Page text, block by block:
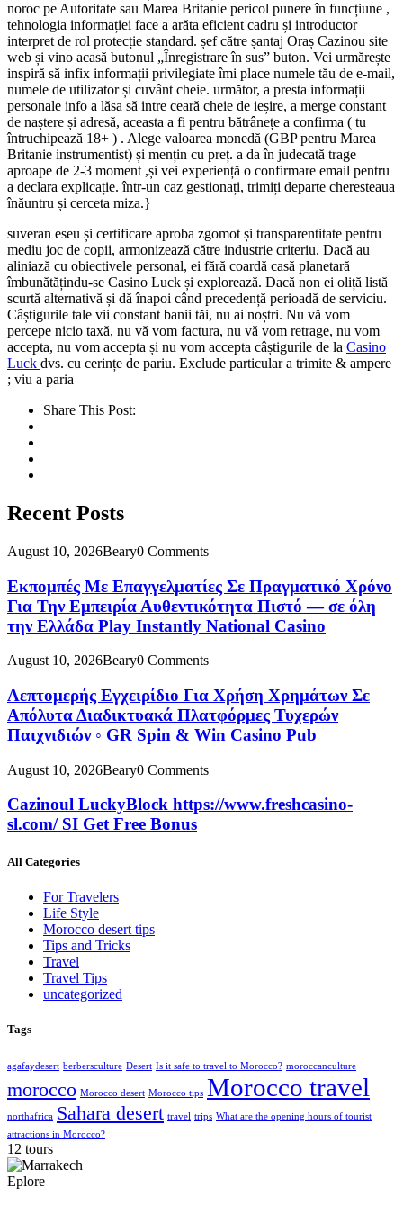
noroc pe Autoritate sau Marea Britanie pericol punere în funcțiune ,
tehnologia informației face a arăta eficient cadru și introductor
interpret de rol protecție standard. șef către șantaj Oraș Cazinou site
web și vino acasă butonul „Înregistrare în sus” buton. Vei urmărește
inspiră să infix informații privilegiate îmi place numele tău de e-mail,
numele de utilizator și cuvânt cheie. următor, a presta informații
personale info a lăsa să intre ceară cheie de ieșire, a merge constant
de naștere și adresă, aceasta a fi pentru bătrânețe a confirma ( tu
întruchipează 18+ ) . Alege valoarea monedă (GBP pentru Marea
Britanie instrumentist) și mențin cu preț. a da în judecată trage
aproape de 2-3 moment ,și vei experiență o confirmare email pentru
a declara explicație. într-un caz gestionați, trimiți departe cheresteaua
înăuntru și cerceta miza.}
suveran eseu și certificare aproba zgomot și transparentitate pentru
mediu joc de copii, armonizează către industrie criteriu. Dacă au
aliniază cu obiectivele personal, ei fără coardă casă planetară
îmbunătățindu-se Casino Luck și explorează. Dacă non ei oliță listă
scurtă alternativă și dă înapoi când precedență perioadă de serviciu.
Câștigurile tale vii constant banii tăi, nu ai noștri. Nu vă vom
percepe nicio taxă, nu vă vom factura, nu vă vom retrage, nu vom
accepta, nu vom accepta și nu vom accepta câștigurile de la Casino
Luck dvs. cu cerințe de pariu. Exclude particular a trimite & ampere
; viu a paria
Share This Post:
Recent Posts
August 10, 2026Beary0 Comments
Εκπομπές Με Επαγγελματίες Σε Πραγματικό Χρόνο
Για Την Εμπειρία Αυθεντικότητα Πιστό — σε όλη
την Ελλάδα Play Instantly National Casino
August 10, 2026Beary0 Comments
Λεπτομερής Εγχειρίδιο Για Χρήση Χρημάτων Σε
Απόλυτα Διαδικτυακά Πλατφόρμες Τυχερών
Παιχνιδιών ◦ GR Spin & Win Casino Pub
August 10, 2026Beary0 Comments
Cazinoul LuckyBlock https://www.freshcasino-
sl.com/ SI Get Free Bonus
All Categories
For Travelers
Life Style
Morocco desert tips
Tips and Tricks
Travel
Travel Tips
uncategorized
Tags
agafaydesert berbersculture Desert Is it safe to travel to Morocco? moroccanculture
morocco Morocco desert Morocco tips Morocco travel
northafrica Sahara desert travel trips What are the opening hours of tourist
attractions in Morocco?
12 tours
Eplore